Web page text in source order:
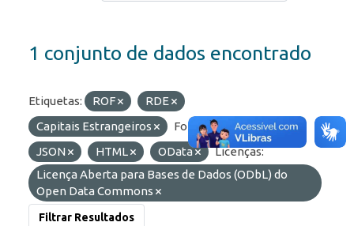
1 conjunto de dados encontrado
Etiquetas: ROF
RDE
Capitais Estrangeiros
Formatos:
API
JSON
HTML OData
Licenças:
Licença Aberta para Bases de Dados (ODbL) do
Open Data Commons
Filtrar Resultados